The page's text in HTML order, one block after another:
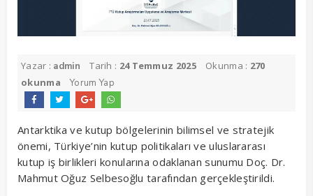
Yazar : admin Tarih : 24 Temmuz 2025 Okunma : 270
okunma
Yorum Yap
Antarktika ve kutup bölgelerinin bilimsel ve stratejik
önemi, Türkiye’nin kutup politikaları ve uluslararası
kutup iş birlikleri konularına odaklanan sunumu Doç. Dr.
Mahmut Oğuz Selbesoğlu tarafından gerçekleştirildi.